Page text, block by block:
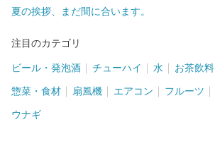
夏の挨拶、まだ間に合います。
注目のカテゴリ
ビール・発泡酒 チューハイ 水 お茶飲料
惣菜・食材 扇風機 エアコン フルーツ
ウナギ